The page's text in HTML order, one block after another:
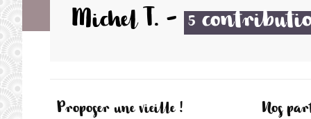
Michel T. - 5
Proposer une vieille ! Nos